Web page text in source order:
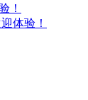
！
体验！